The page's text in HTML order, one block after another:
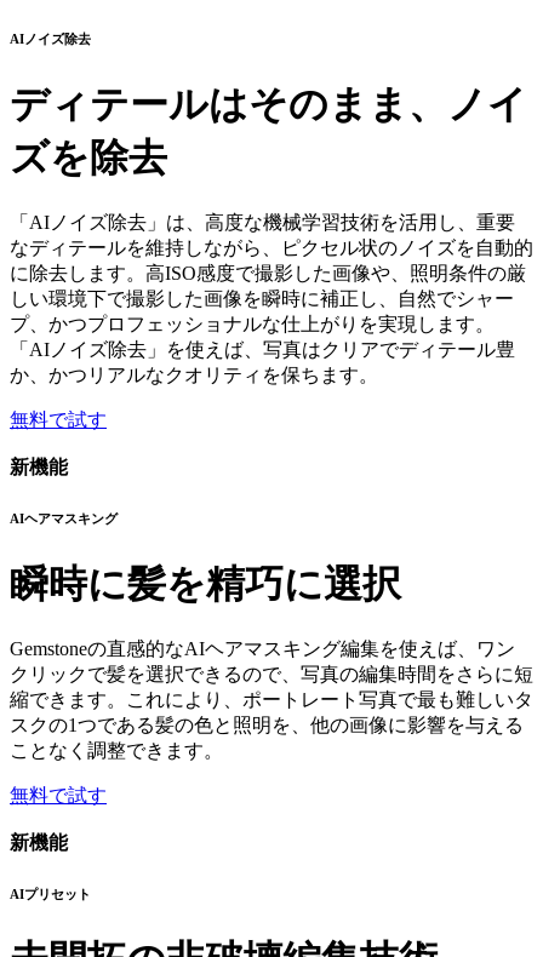
AIノイズ除去
ディテールはそのまま、ノイ
ズを除去
「AIノイズ除去」は、高度な機械学習技術を活用し、重要
なディテールを維持しながら、ピクセル状のノイズを自動的
に除去します。高ISO感度で撮影した画像や、照明条件の厳
しい環境下で撮影した画像を瞬時に補正し、自然でシャー
プ、かつプロフェッショナルな仕上がりを実現します。
「AIノイズ除去」を使えば、写真はクリアでディテール豊
か、かつリアルなクオリティを保ちます。
無料で試す
新機能
AIヘアマスキング
瞬時に髪を精巧に選択
Gemstoneの直感的なAIヘアマスキング編集を使えば、ワン
クリックで髪を選択できるので、写真の編集時間をさらに短
縮できます。これにより、ポートレート写真で最も難しいタ
スクの1つである髪の色と照明を、他の画像に影響を与える
ことなく調整できます。
無料で試す
新機能
AIプリセット